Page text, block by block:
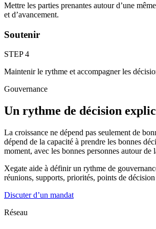
Mettre les parties prenantes autour d’une
et d’avancement.
Soutenir
STEP 4
Maintenir le rythme et accompagner les
Gouvernance
Un rythme de décision
La croissance ne dépend pas seulement de
dépend de la capacité à prendre les bonnes
moment, avec les bonnes personnes autour de
Xegate aide à définir un rythme de
réunions, supports, priorités, points de
Discuter d’un mandat
Réseau